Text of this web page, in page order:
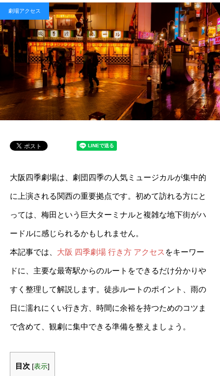
劇場アクセス
大阪四季劇場は、劇団四季の人気ミュージカルが集中的
に上演される関西の重要拠点です。初めて訪れる方にと
っては、梅田という巨大ターミナルと複雑な地下街がハ
ードルに感じられるかもしれません。
本記事では、 大阪 四季劇場 行き方 アクセス をキーワー
ドに、主要な最寄駅からのルートをできるだけ分かりや
すく整理して解説します。徒歩ルートのポイント、雨の
日に濡れにくい行き方、時間に余裕を持つためのコツま
で含めて、観劇に集中できる準備を整えましょう。
目次 [表示]